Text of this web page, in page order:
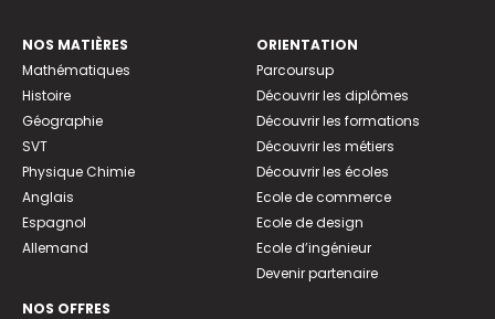
NOS MATIÈRES
Mathématiques
Histoire
Géographie
SVT
Physique Chimie
Anglais
Espagnol
Allemand
NOS OFFRES
ORIENTATION
Parcoursup
Découvrir les diplômes
Découvrir les formations
Découvrir les métiers
Découvrir les écoles
Ecole de commerce
Ecole de design
Ecole d’ingénieur
Devenir partenaire